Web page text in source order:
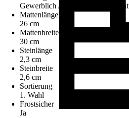
Gewerblich / Objektbereich, Privat
Mattenlänge
26 cm
Mattenbreite
30 cm
Steinlänge
2,3 cm
Steinbreite
2,6 cm
Sortierung
1. Wahl
Frostsicher
Ja